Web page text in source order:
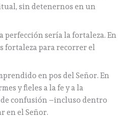
sin detenernos en un
perfección sería la fortaleza. En
fortaleza para recorrer el
en pos del Señor. En
y fieles a la fe y a la
de confusión –incluso dentro
en el Señor.